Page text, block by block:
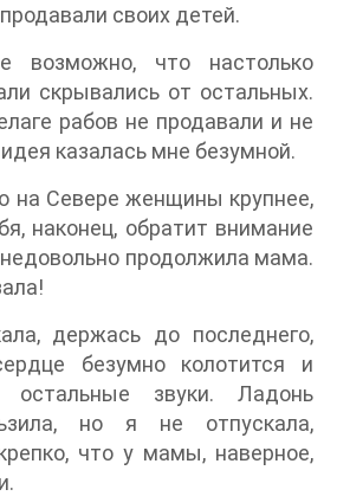
своих детей.
возможно, что настолько
скрывались от остальных.
рабов не продавали и не
казалась мне безумной.
на Севере женщины крупнее,
наконец, обратит внимание
продолжила мама.
держась до последнего,
безумно колотится и
остальные звуки. Ладонь
но я не отпускала,
что у мамы, наверное,